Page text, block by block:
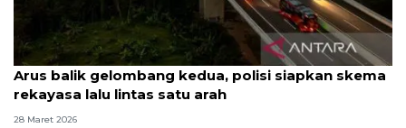
Arus balik gelombang kedua, polisi siapkan skema
rekayasa lalu lintas satu arah
28 Maret 2026